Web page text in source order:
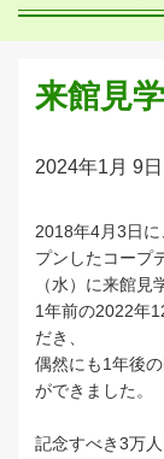
来館見
2024年1月 9日
2018年4月3日
プンしたコープ
（水）に来館見
1年前の2022年
だき、
偶然にも1年後
ができました。
記念すべき3万